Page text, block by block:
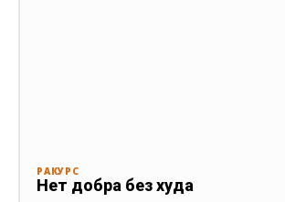
РАКУРС
Нет добра без худа